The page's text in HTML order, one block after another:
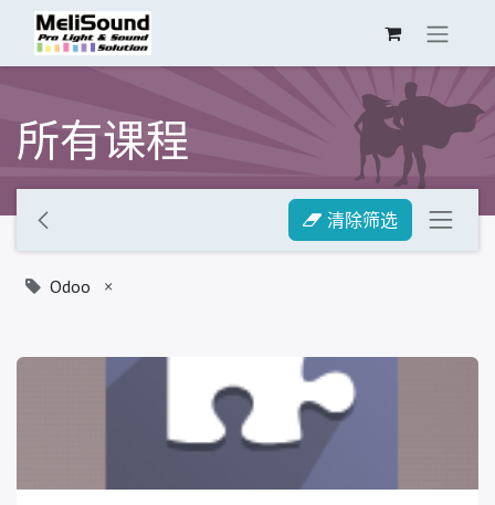
所有课程
清除筛选
Odoo ×